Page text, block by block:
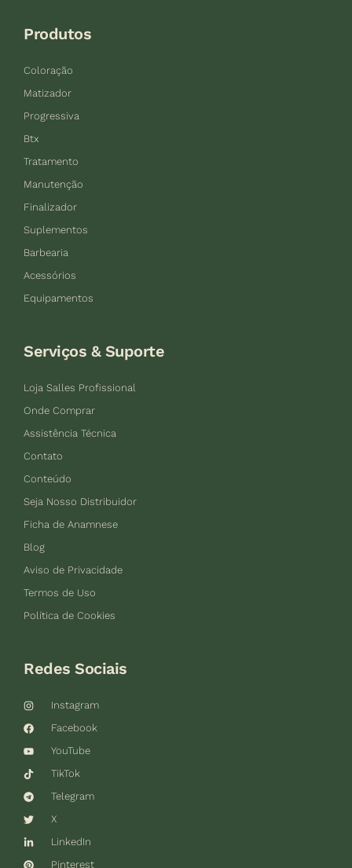
Produtos
Coloração
Matizador
Progressiva
Btx
Tratamento
Manutenção
Finalizador
Suplementos
Barbearia
Acessórios
Equipamentos
Serviços & Suporte
Loja Salles Profissional
Onde Comprar
Assistência Técnica
Contato
Conteúdo
Seja Nosso Distribuidor
Ficha de Anamnese
Blog
Aviso de Privacidade
Termos de Uso
Política de Cookies
Redes Sociais
Instagram
Facebook
YouTube
TikTok
Telegram
X
LinkedIn
Pinterest